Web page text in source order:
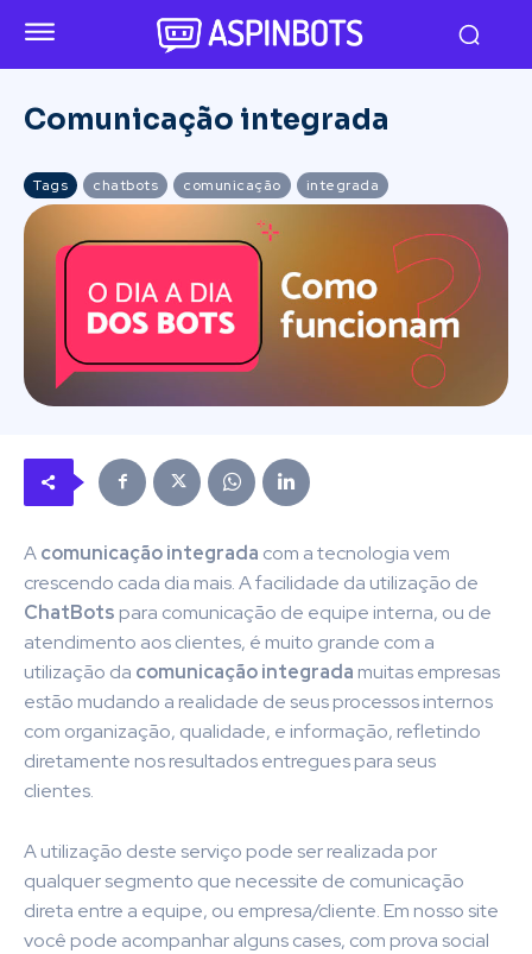
Comunicação integrada
Tags chatbots comunicação integrada
Acomunicação integrada com a tecnologia vem
crescendo cada dia mais. A facilidade da utilização de
ChatBots para comunicação de equipe interna, ou de
atendimento aos clientes, é muito grande com a
utilização da comunicação integrada muitas empresas
estão mudando a realidade de seus processos internos
com organização, qualidade, e informação, refletindo
diretamente nos resultados entregues para seus
clientes.
A utilização deste serviço pode ser realizada por
qualquer segmento que necessite de comunicação
direta entre a equipe, ou empresa/cliente. Em nosso site
você pode acompanhar alguns cases, com prova social